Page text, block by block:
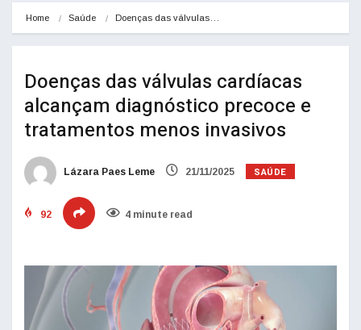
Home Saúde Doenças das válvulas…
Doenças das válvulas cardíacas
alcançam diagnóstico precoce e
tratamentos menos invasivos
Lázara Paes Leme 21/11/2025 SAÚDE
92 4 minute read